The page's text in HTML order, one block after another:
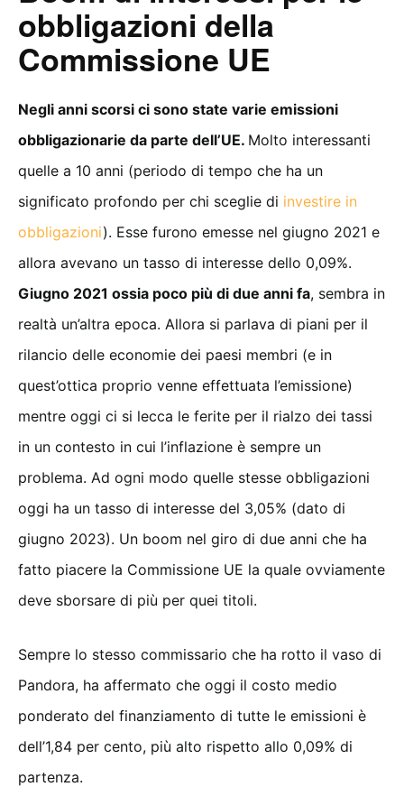
obbligazioni della
Commissione UE
Negli anni scorsi ci sono state varie emissioni
obbligazionarie da parte dell’UE. Molto interessanti
quelle a 10 anni (periodo di tempo che ha un
significato profondo per chi sceglie di investire in
obbligazioni). Esse furono emesse nel giugno 2021 e
allora avevano un tasso di interesse dello 0,09%.
Giugno 2021 ossia poco più di due anni fa, sembra in
realtà un’altra epoca. Allora si parlava di piani per il
rilancio delle economie dei paesi membri (e in
quest’ottica proprio venne effettuata l’emissione)
mentre oggi ci si lecca le ferite per il rialzo dei tassi
in un contesto in cui l’inflazione è sempre un
problema. Ad ogni modo quelle stesse obbligazioni
oggi ha un tasso di interesse del 3,05% (dato di
giugno 2023). Un boom nel giro di due anni che ha
fatto piacere la Commissione UE la quale ovviamente
deve sborsare di più per quei titoli.
Sempre lo stesso commissario che ha rotto il vaso di
Pandora, ha affermato che oggi il costo medio
ponderato del finanziamento di tutte le emissioni è
dell’1,84 per cento, più alto rispetto allo 0,09% di
partenza.